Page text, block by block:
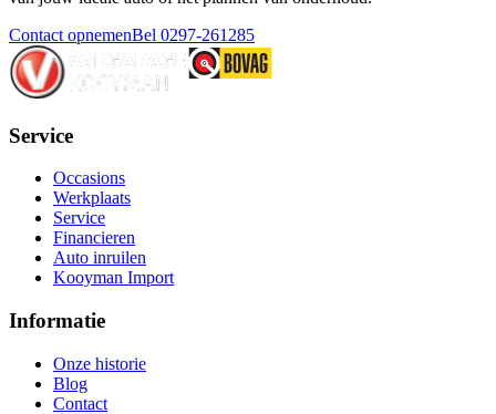
Contact opnemenBel 0297-261285
Service
Occasions
Werkplaats
Service
Financieren
Auto inruilen
Kooyman Import
Informatie
Onze historie
Blog
Contact